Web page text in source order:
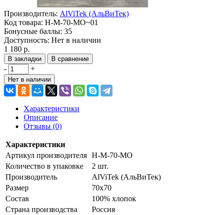
Производитель: AlViTek (АльВиТек)
Код товара: Н-М-70-МО~01
Бонусные баллы: 35
Доступность: Нет в наличии
1 180 р.
В закладки В сравнение
- +
Нет в наличии
Характеристики
Описание
Отзывы (0)
Характеристики
Артикул производителя Н-М-70-МО
Количество в упаковке
2 шт.
Производитель
AlViTek (АльВиТек)
Размер
70х70
Состав
100% хлопок
Страна производства
Россия